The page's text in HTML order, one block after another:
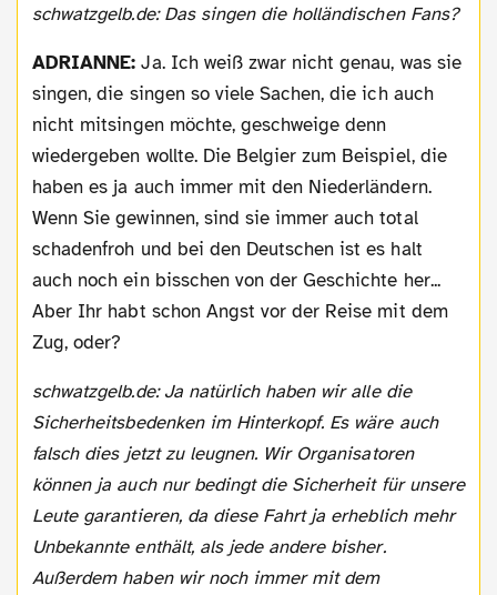
schwatzgelb.de: Das singen die holländischen Fans?
ADRIANNE: Ja. Ich weiß zwar nicht genau, was sie
singen, die singen so viele Sachen, die ich auch
nicht mitsingen möchte, geschweige denn
wiedergeben wollte. Die Belgier zum Beispiel, die
haben es ja auch immer mit den Niederländern.
Wenn Sie gewinnen, sind sie immer auch total
schadenfroh und bei den Deutschen ist es halt
auch noch ein bisschen von der Geschichte her...
Aber Ihr habt schon Angst vor der Reise mit dem
Zug, oder?
schwatzgelb.de: Ja natürlich haben wir alle die
Sicherheitsbedenken im Hinterkopf. Es wäre auch
falsch dies jetzt zu leugnen. Wir Organisatoren
können ja auch nur bedingt die Sicherheit für unsere
Leute garantieren, da diese Fahrt ja erheblich mehr
Unbekannte enthält, als jede andere bisher.
Außerdem haben wir noch immer mit dem